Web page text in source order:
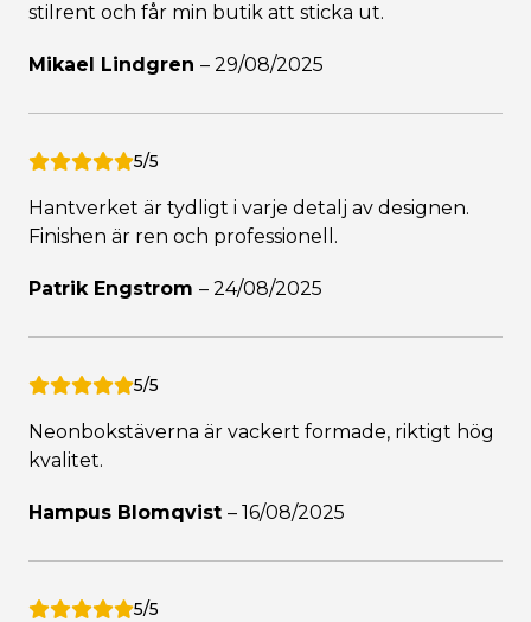
stilrent och får min butik att sticka ut.
Mikael Lindgren – 29/08/2025
5/5
Hantverket är tydligt i varje detalj av designen.
Finishen är ren och professionell.
Patrik Engstrom – 24/08/2025
5/5
Neonbokstäverna är vackert formade, riktigt hög
kvalitet.
Hampus Blomqvist – 16/08/2025
5/5